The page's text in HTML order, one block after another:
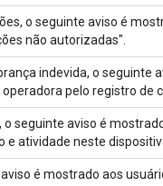
o seguinte aviso é
não autorizadas".
indevida, o seguinte
pelo registro de
seguinte aviso é
atividade neste
é mostrado aos